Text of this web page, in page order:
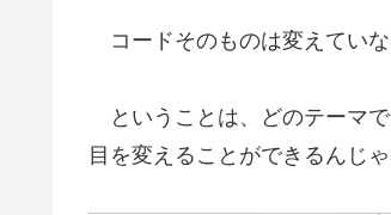
コードそのものは変えていな
ということは、どのテーマ
目を変えることができるんじ